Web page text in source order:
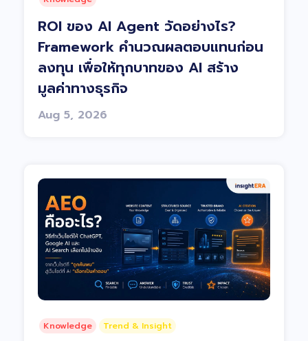
ROI ของ AI Agent วัดอย่างไร?
Framework คำนวณผลตอบแทนก่อน
ลงทุน เพื่อให้ทุกบาทของ AI สร้าง
มูลค่าทางธุรกิจ
Aug 5, 2026
Knowledge Trend & Insight